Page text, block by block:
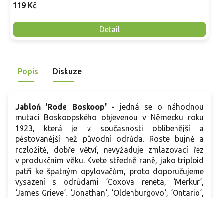
119 Kč
Detail
Popis Diskuze
Jabloň 'Rode Boskoop' - jedná se o náhodnou
mutaci Boskoopského objevenou v Německu roku
1923, která je v současnosti oblíbenější a
pěstovanější než původní odrůda. Roste bujně a
rozložitě, dobře větví, nevyžaduje zmlazovací řez
v produkčním věku. Kvete středně raně, jako triploid
patří ke špatným opylovačům, proto doporučujeme
vysazení s odrůdami ‘Coxova reneta, ‘Merkur‘,
‘James Grieve‘, ‘Jonathan‘, ‘Oldenburgovo‘, ‘Ontario‘,